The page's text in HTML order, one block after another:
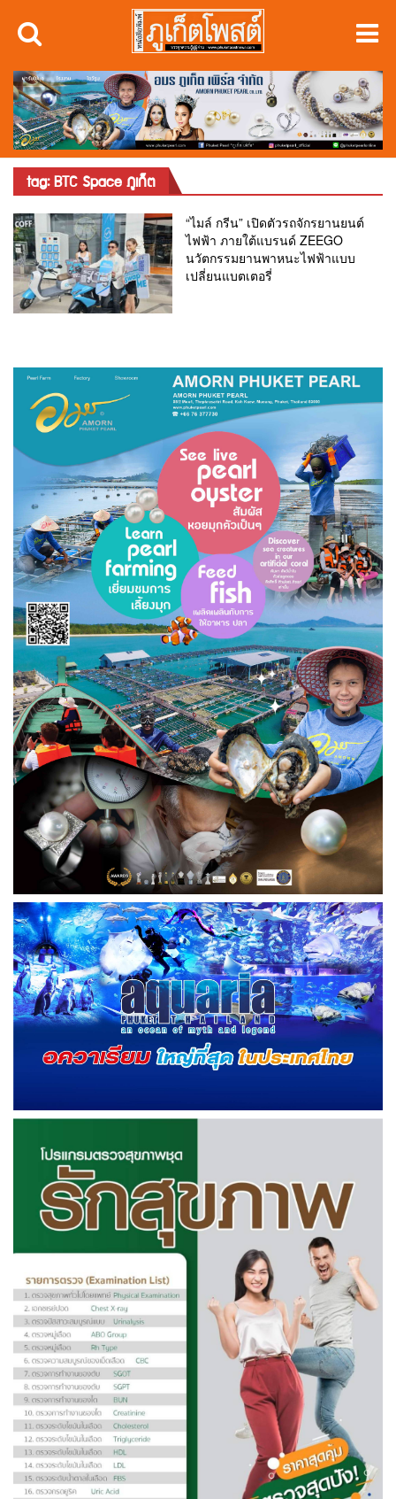
tag: BTC Space ภูเก็ต
“ไมล์ กรีน” เปิดตัวรถจักรยานยนต์
ไฟฟ้า ภายใต้แบรนด์ ZEEGO
นวัตกรรมยานพาหนะไฟฟ้าแบบ
เปลี่ยนแบตเตอรี่